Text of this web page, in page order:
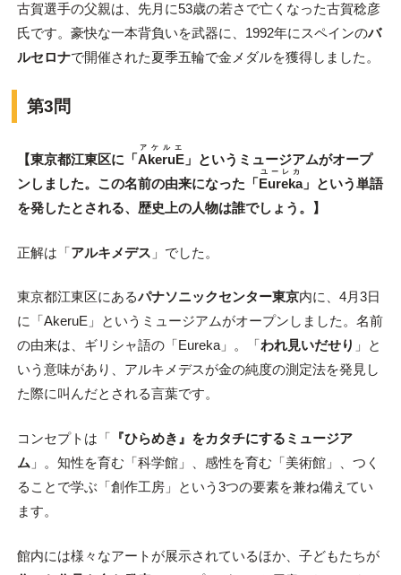
古賀選手の父親は、先月に53歳の若さで亡くなった古賀稔彦
氏です。豪快な一本背負いを武器に、1992年にスペインのバ
ルセロナで開催された夏季五輪で金メダルを獲得しました。
第3問
【東京都江東区に「AkeruE
アケルエ
」というミュージアムがオープ
ンしました。この名前の由来になった「Eureka
ユーレカ
」という単語
を発したとされる、歴史上の人物は誰でしょう。】
正解は「アルキメデス 」でした。
東京都江東区にあるパナソニックセンター東京内に、4月3日
に「AkeruE」というミュージアムがオープンしました。名前
の由来は、ギリシャ語の「Eureka」。「われ見いだせり 」と
いう意味があり、アルキメデスが金の純度の測定法を発見し
た際に叫んだとされる言葉です。
コンセプトは「 『ひらめき』をカタチにするミュージア
ム 」。知性を育む「科学館」、感性を育む「美術館」、つく
ることで学ぶ「創作工房」という3つの要素を兼ね備えてい
ます。
館内には様々なアートが展示されているほか、子どもたちが